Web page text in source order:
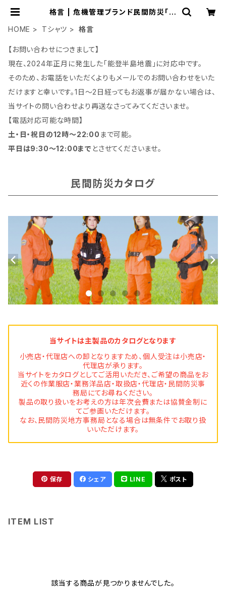
格言 | 危機管理ブランド民間防災「防
HOME
Tシャツ 格言
【お問い合わせにつきまして】
現在、2024年正月に発生した「能登半島地震」に対応中です。
そのため、お電話をいただくよりもメールでのお問い合わせをいた
だけますと幸いです。1日～2日経ってもお返事が届かない場合は、
当サイトの問い合わせより再送なさってみてくださいませ。
【電話対応可能な時間】
土・日・祝日の12時～22:00 まで可能。
平日は9:30～12:00まで とさせてくださいませ。
民間防災カタログ
当サイトは主製品のカタログとなります
小売店・代理店への卸となりますため、個人受注は小売店・
代理店が承ります。
当サイトをカタログとしてご活用いただき、ご希望の商品をお
近くの作業服店・業務洋品店・取扱店・代理店・民間防災事
務局にてお尋ねください。
製品の取り扱いをお考えの方は年次会費または協賛金制に
てご参画いただけます。
なお、民間防災地方事務局となる場合は無条件でお取り扱
いいただけます。
保存 シェア LINE ポスト
ITEM LIST
該当する商品が見つかりませんでした。